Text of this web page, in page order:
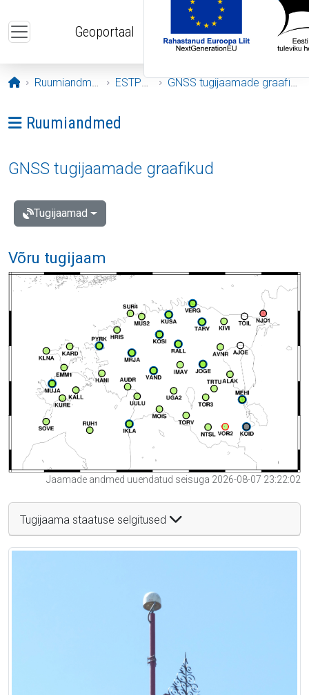
Geoportaal
Avaleht
Ruumiandmed ESTPOS GNSS tugijaamade graafikud
Ava menüü: Ruumiandmed
Ruumiandmed
GNSS tugijaamade graafikud
Tugijaamad
Võru tugijaam
Jaamade andmed uuendatud seisuga 2026-08-07 23:22:02
Tugijaama staatuse selgitused